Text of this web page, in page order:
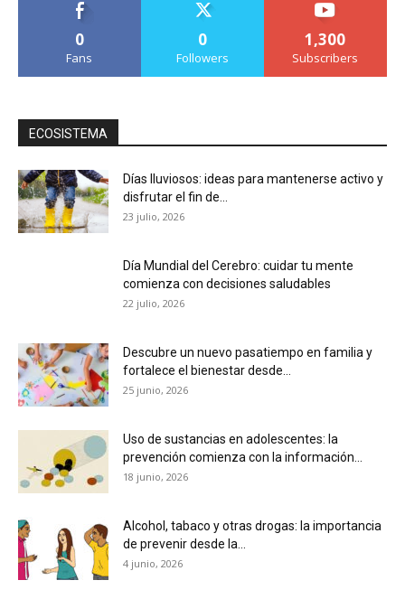
0
Fans
0
Followers
1,300
Subscribers
ECOSISTEMA
Días lluviosos: ideas para mantenerse activo y
disfrutar el fin de...
23 julio, 2026
Día Mundial del Cerebro: cuidar tu mente
comienza con decisiones saludables
22 julio, 2026
Descubre un nuevo pasatiempo en familia y
fortalece el bienestar desde...
25 junio, 2026
Uso de sustancias en adolescentes: la
prevención comienza con la información...
18 junio, 2026
Alcohol, tabaco y otras drogas: la importancia
de prevenir desde la...
4 junio, 2026